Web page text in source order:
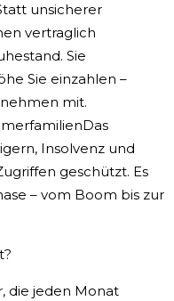
unsicherer
vertraglich
Sie
Sie einzahlen –
mit.
Insolvenz und
geschützt. Es
– vom Boom bis zur
die jeden Monat